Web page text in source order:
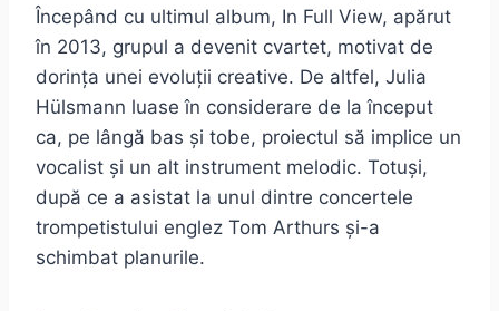
Începând cu ultimul album, In Full View, apărut
în 2013, grupul a devenit cvartet, motivat de
dorința unei evoluții creative. De altfel, Julia
Hülsmann luase în considerare de la început
ca, pe lângă bas și tobe, proiectul să implice un
vocalist și un alt instrument melodic. Totuși,
după ce a asistat la unul dintre concertele
trompetistului englez Tom Arthurs și-a
schimbat planurile.